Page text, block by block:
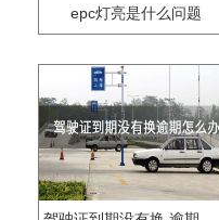
epc灯亮是什么问题